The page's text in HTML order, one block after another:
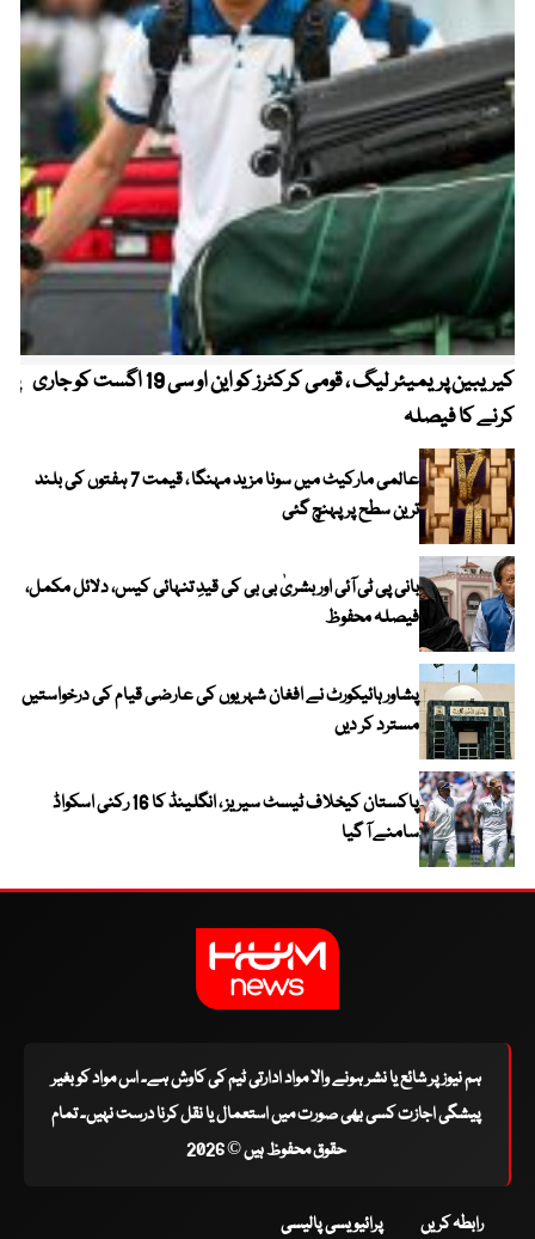
کیریبین پریمیئر لیگ ، قومی کرکٹرز کو این او سی 19 اگست کو جاری
کرنے کا فیصلہ
عالمی مارکیٹ میں سونا مزید مہنگا ، قیمت 7 ہفتوں کی بلند
ترین سطح پر پہنچ گئی
بانی پی ٹی آئی اور بشریٰ بی بی کی قیدِ تنہائی کیس، دلائل مکمل،
فیصلہ محفوظ
پشاور ہائیکورٹ نے افغان شہریوں کی عارضی قیام کی درخواستیں
مسترد کر دیں
پاکستان کیخلاف ٹیسٹ سیریز ، انگلینڈ کا 16 رکنی اسکواڈ
سامنے آ گیا
ہم نیوز پر شائع یا نشر ہونے والا مواد ادارتی ٹیم کی کاوش ہے۔ اس مواد کو بغیر
پیشگی اجازت کسی بھی صورت میں استعمال یا نقل کرنا درست نہیں۔ تمام
حقوق محفوظ ہیں © 2026
رابطہ کریں پرائیویسی پالیسی